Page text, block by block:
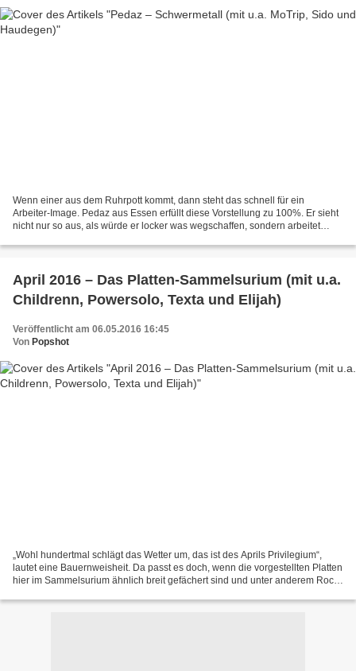
Wenn einer aus dem Ruhrpott kommt, dann steht das schnell für ein
Arbeiter-Image. Pedaz aus Essen erfüllt diese Vorstellung zu 100%. Er sieht
nicht nur so aus, als würde er locker was wegschaffen, sondern arbeitet
April 2016 – Das Platten-Sammelsurium (mit u.a.
Childrenn, Powersolo, Texta und Elijah)
Veröffentlicht am 06.05.2016 16:45
Von Popshot
„Wohl hundertmal schlägt das Wetter um, das ist des Aprils Privilegium“,
lautet eine Bauernweisheit. Da passt es doch, wenn die vorgestellten Platten
hier im Sammelsurium ähnlich breit gefächert sind und unter anderem Rock